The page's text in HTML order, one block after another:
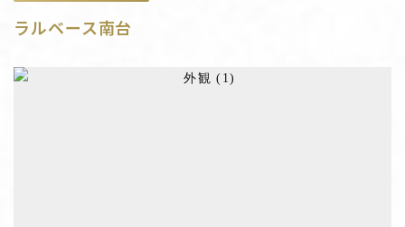
ラルベース南台